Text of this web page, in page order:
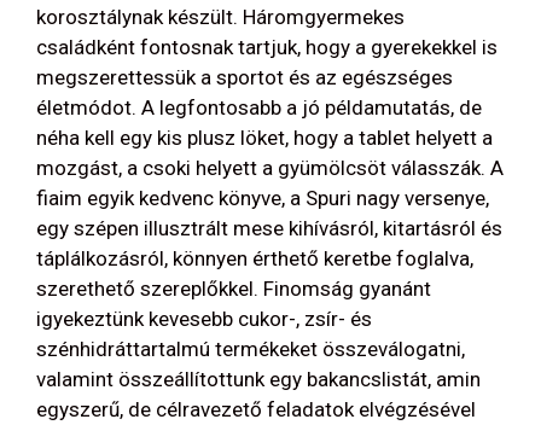
korosztálynak készült. Háromgyermekes
családként fontosnak tartjuk, hogy a gyerekekkel is
megszerettessük a sportot és az egészséges
életmódot. A legfontosabb a jó példamutatás, de
néha kell egy kis plusz löket, hogy a tablet helyett a
mozgást, a csoki helyett a gyümölcsöt válasszák. A
fiaim egyik kedvenc könyve, a Spuri nagy versenye,
egy szépen illusztrált mese kihívásról, kitartásról és
táplálkozásról, könnyen érthető keretbe foglalva,
szerethető szereplőkkel. Finomság gyanánt
igyekeztünk kevesebb cukor-, zsír- és
szénhidráttartalmú termékeket összeválogatni,
valamint összeállítottunk egy bakancslistát, amin
egyszerű, de célravezető feladatok elvégzésével